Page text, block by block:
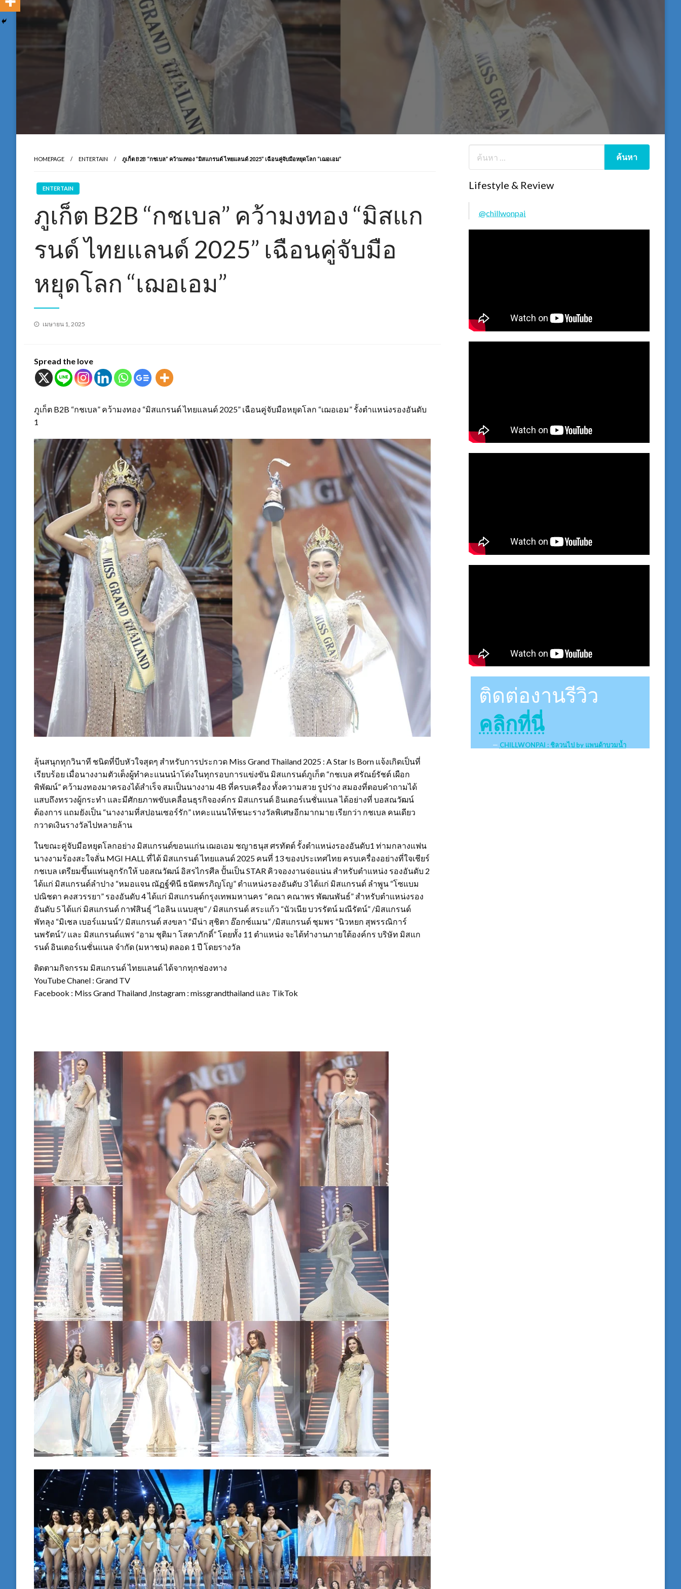
HOMEPAGE ENTERTAIN ภูเก็ต B2B “กชเบล” คว้ามงทอง “มิสแกรนด์ ไทยแลนด์ 2025” เฉือนคู่จับมือหยุดโลก “เฌอเอม”
ENTERTAIN
ภูเก็ต B2B “กชเบล” คว้ามงทอง “มิสแก
รนด์ ไทยแลนด์ 2025” เฉือนคู่จับมือ
หยุดโลก “เฌอเอม”
Posted
เมษายน 1, 2025
Spread the love
ภูเก็ต B2B “กชเบล” คว้ามงทอง “มิสแกรนด์ ไทยแลนด์ 2025” เฉือนคู่จับมือหยุดโลก “เฌอเอม” รั้งตำแหน่งรองอันดับ
1
ลุ้นสนุกทุกวินาที ชนิดที่บีบหัวใจสุดๆ สำหรับการประกวด Miss Grand Thailand 2025 : A Star Is Born แจ้งเกิดเป็นที่
เรียบร้อย เมื่อนางงามตัวเต็งผู้ทำคะแนนนำโด่งในทุกรอบการแข่งขัน มิสแกรนด์ภูเก็ต “กชเบล ศรัณย์รัชต์ เผือก
พิพัฒน์” คว้ามงทองมาครองได้สำเร็จ สมเป็นนางงาม 4B ที่ครบเครื่อง ทั้งความสวย รูปร่าง สมองที่ตอบคำถามได้
แสบถึงทรวงผู้กระทำ และมีศักยภาพขับเคลื่อนธุรกิจองค์กร มิสแกรนด์ อินเตอร์เนชั่นแนล ได้อย่างที่ บอสณวัฒน์
ต้องการ แถมยังเป็น “นางงามที่สปอนเซอร์รัก” เทคะแนนให้ชนะรางวัลพิเศษอีกมากมาย เรียกว่า กชเบล คนเดียว
กวาดเงินรางวัลไปหลายล้าน
ในขณะคู่จับมือหยุดโลกอย่าง มิสแกรนด์ขอนแก่น เฌอเอม ชญาธนุส ศรทัตต์ รั้งตำแหน่งรองอันดับ1 ท่ามกลางแฟน
นางงามร้องสะใจลั่น MGI HALL ที่ได้ มิสแกรนด์ ไทยแลนด์ 2025 คนที่ 13 ของประเทศไทย ครบเครื่องอย่างที่ใจเชียร์
กชเบล เตรียมขึ้นแท่นลูกรักให้ บอสณวัฒน์ อิสรไกรศีล ปั้นเป็น STAR คิวจองงานจ่อแน่น สำหรับตำแหน่ง รองอันดับ 2
ได้แก่ มิสแกรนด์ลำปาง “หมอแจน ณัฏฐ์ฑินี ธนัตพรภิญโญ” ตำแหน่งรองอันดับ 3 ได้แก่ มิสแกรนด์ ลำพูน “โซแบม
ปณิชดา คงสวรรยา” รองอันดับ 4 ได้แก่ มิสแกรนด์กรุงเทพมหานคร “คณา คณาพร พัฒนพันธ์” สำหรับตำแหน่งรอง
อันดับ 5 ได้แก่ มิสแกรนด์ กาฬสินธุ์ “ไอลิน แนบสุข” / มิสแกรนด์ สระแก้ว “นัวเนีย บวรรัตน์ มณีรัตน์” /มิสแกรนด์
พัทลุง “มิเชล เบอร์แมนน์”/ มิสแกรนด์ สงขลา “มีน่า สุชิตา อ๊อกซ์แมน” /มิสแกรนด์ ชุมพร “นิวหยก สุพรรณิการ์
นพรัตน์”/ และ มิสแกรนด์แพร่ “อาม ชุติมา โสดาภักดิ์” โดยทั้ง 11 ตำแหน่ง จะได้ทำงานภายใต้องค์กร บริษัท มิสแก
รนด์ อินเตอร์เนชั่นแนล จำกัด (มหาชน) ตลอด 1 ปี โดยรางวัล
ติดตามกิจกรรม มิสแกรนด์ ไทยแลนด์ ได้จากทุกช่องทาง
YouTube Chanel : Grand TV
Facebook : Miss Grand Thailand ,Instagram : missgrandthailand และ TikTok
Lifestyle & Review
@chillwonpai
ติดต่องานรีวิว
คลิกที่นี่
CHILLWONPAI : ชิลวนไป by แพนด้าบวมน้ำ